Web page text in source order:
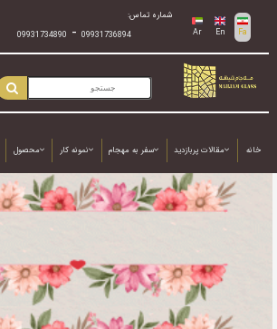
Fa
En
Ar
شماره تماس:
09931736894
-
09931734890
خانه مقالات پربازدید سفر به مهجام نمونه کار محصول